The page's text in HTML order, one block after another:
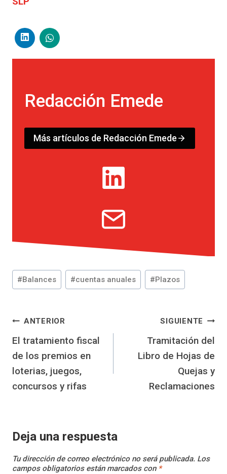
Redacción Emede
Más artículos de Redacción Emede
Etiquetas
de
entrada:
#Balances #cuentas anuales #Plazos
Navegación
de
entradas
ANTERIOR
El tratamiento fiscal
de los premios en
loterias, juegos,
concursos y rifas
SIGUIENTE
Tramitación del
Libro de Hojas de
Quejas y
Reclamaciones
Deja una respuesta
Tu dirección de correo electrónico no será publicada. Los
campos obligatorios están marcados con *